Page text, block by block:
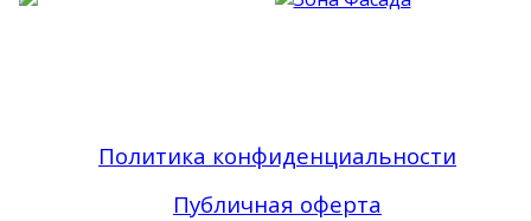
Политика конфиденциальности
Публичная оферта